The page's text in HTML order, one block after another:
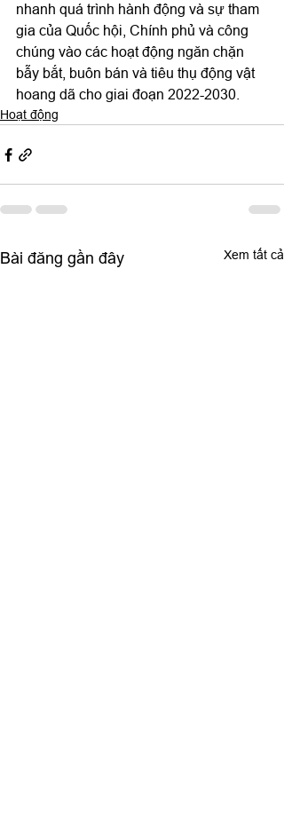
nhanh quá trình hành động và sự tham
gia của Quốc hội, Chính phủ và công
chúng vào các hoạt động ngăn chặn
bẫy bắt, buôn bán và tiêu thụ động vật
hoang dã cho giai đoạn 2022-2030.
Hoạt động
Bài đăng gần đây Xem tất cả